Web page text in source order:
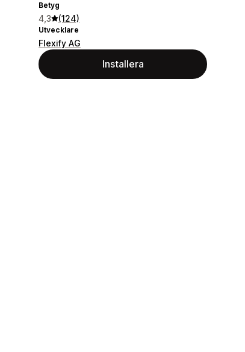
Betyg
4,3 (124)
Utvecklare
Flexify AG
Installera